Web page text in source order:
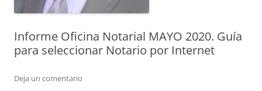
Informe Oficina Notarial MAYO 2020. Guía
para seleccionar Notario por Internet
Deja un comentario